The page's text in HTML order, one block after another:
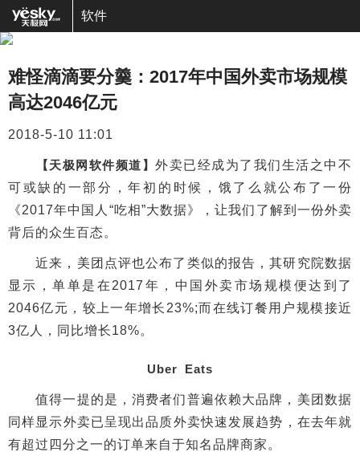
软件
难怪滴滴要分羹：2017年中国外卖市场规模
高达2046亿元
2018-5-10 11:01
【天极网软件频道】外卖已经成为了我们生活之中不
可或缺的一部分，年初的时候，饿了么就公布了一份
《2017年中国人“吃相”大数据》，让我们了解到一份外卖
背后的众生百态。
近来，美团点评也公布了类似的报告，其研究院数据
显示，单单是在2017年，中国外卖市场规模便达到了
2046亿元，较上一年增长23%;而在线订餐用户规模接近
3亿人，同比增长18%。
Uber Eats
值得一提的是，消费者们普遍依赖大品牌，美团数据
同样显示外卖已呈现出品质外卖快速发展趋势，在去年就
有超过四分之一的订单来自于知名品牌商家。